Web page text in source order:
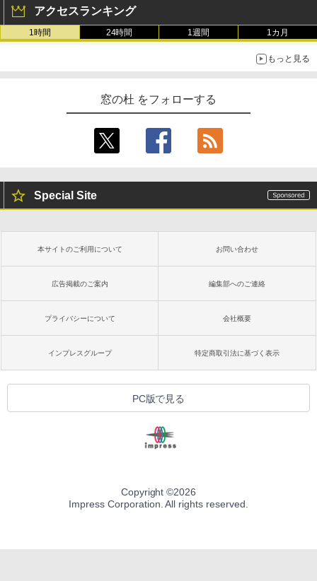
アクセスランキング
1時間 24時間 1週間 1カ月
もっと見る
窓の杜 をフォローする
Special Site
本サイトのご利用について お問い合わせ
広告掲載のご案内 編集部へのご連絡
プライバシーについて 会社概要
インプレスグループ 特定商取引法に基づく表示
PC版で見る
Copyright ©2026
Impress Corporation. All rights reserved.